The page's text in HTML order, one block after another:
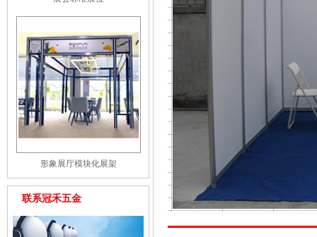
形象展厅模块化展架
联系冠禾五金